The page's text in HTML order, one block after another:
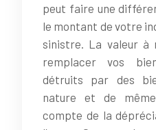
peut faire une
le montant de votre
sinistre. La valeur à
remplacer vos
détruits par des
nature et de
compte de la